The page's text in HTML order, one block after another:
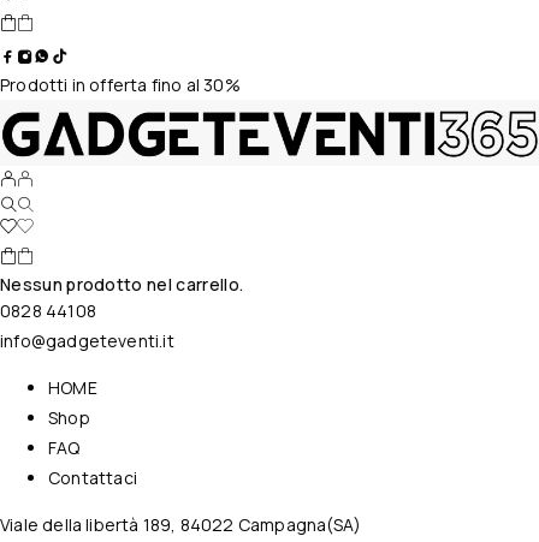
Prodotti in offerta fino al 30%
Nessun prodotto nel carrello.
0828 44108
info@gadgeteventi.it
HOME
Shop
FAQ
Contattaci
Viale della libertà 189, 84022 Campagna(SA)